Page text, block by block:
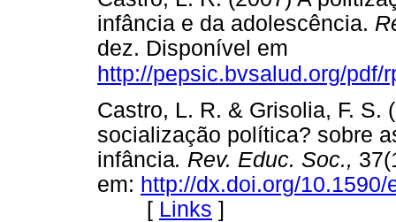
infância e da adolescência.
dez. Disponível em
http://pepsic.bvsalud.org/pdf/
Castro, L. R. & Grisolia, F. S.
socialização política? sobre
infância. Rev. Educ. Soc.,
em: http://dx.doi.org/
[ Links ]